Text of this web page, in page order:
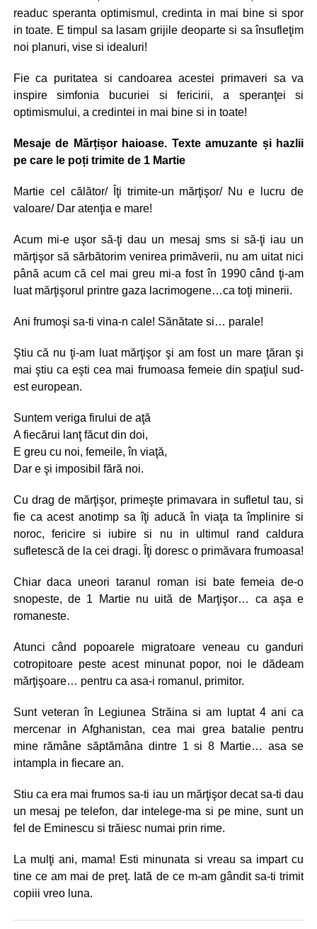
readuc speranta optimismul, credinta in mai bine si spor
in toate. E timpul sa lasam grijile deoparte si sa însufleţim
noi planuri, vise si idealuri!
Fie ca puritatea si candoarea acestei primaveri sa va
inspire simfonia bucuriei si fericirii, a speranţei si
optimismului, a credintei in mai bine si in toate!
Mesaje de Mărțișor haioase. Texte amuzante și hazlii
pe care le poți trimite de 1 Martie
Martie cel călător/ Îţi trimite-un mărţişor/ Nu e lucru de
valoare/ Dar atenţia e mare!
Acum mi-e uşor să-ţi dau un mesaj sms si să-ţi iau un
mărţişor să sărbătorim venirea primăverii, nu am uitat nici
până acum că cel mai greu mi-a fost în 1990 când ţi-am
luat mărţişorul printre gaza lacrimogene…ca toţi minerii.
Ani frumoşi sa-ti vina-n cale! Sănătate si… parale!
Ştiu că nu ţi-am luat mărţişor şi am fost un mare ţăran şi
mai ştiu ca eşti cea mai frumoasa femeie din spaţiul sud-
est european.
Suntem veriga firului de aţă
A fiecărui lanţ făcut din doi,
E greu cu noi, femeile, în viaţă,
Dar e şi imposibil fără noi.
Cu drag de mărţişor, primeşte primavara in sufletul tau, si
fie ca acest anotimp sa îţi aducă în viaţa ta împlinire si
noroc, fericire si iubire si nu in ultimul rand caldura
sufletescă de la cei dragi. Îţi doresc o primăvara frumoasa!
Chiar daca uneori taranul roman isi bate femeia de-o
snopeste, de 1 Martie nu uită de Marţişor… ca aşa e
romaneste.
Atunci când popoarele migratoare veneau cu ganduri
cotropitoare peste acest minunat popor, noi le dădeam
mărţişoare… pentru ca asa-i romanul, primitor.
Sunt veteran în Legiunea Străina si am luptat 4 ani ca
mercenar in Afghanistan, cea mai grea batalie pentru
mine rămâne săptămâna dintre 1 si 8 Martie… asa se
intampla in fiecare an.
Stiu ca era mai frumos sa-ti iau un mărţişor decat sa-ti dau
un mesaj pe telefon, dar intelege-ma si pe mine, sunt un
fel de Eminescu si trăiesc numai prin rime.
La mulţi ani, mama! Esti minunata si vreau sa impart cu
tine ce am mai de preţ. Iată de ce m-am gândit sa-ti trimit
copiii vreo luna.